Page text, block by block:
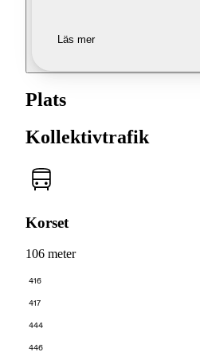
Läs mer
Plats
Kollektivtrafik
Korset
106 meter
416
417
444
446